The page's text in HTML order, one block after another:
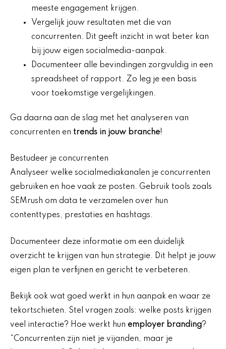
meeste engagement krijgen.
Vergelijk jouw resultaten met die van
concurrenten. Dit geeft inzicht in wat beter kan
bij jouw eigen socialmedia-aanpak.
Documenteer alle bevindingen zorgvuldig in een
spreadsheet of rapport. Zo leg je een basis
voor toekomstige vergelijkingen.
Ga daarna aan de slag met het analyseren van
concurrenten en trends in jouw branche!
Bestudeer je concurrenten
Analyseer welke socialmediakanalen je concurrenten
gebruiken en hoe vaak ze posten. Gebruik tools zoals
SEMrush om data te verzamelen over hun
contenttypes, prestaties en hashtags.
Documenteer deze informatie om een duidelijk
overzicht te krijgen van hun strategie. Dit helpt je jouw
eigen plan te verfijnen en gericht te verbeteren.
Bekijk ook wat goed werkt in hun aanpak en waar ze
tekortschieten. Stel vragen zoals: welke posts krijgen
veel interactie? Hoe werkt hun employer branding?
“Concurrenten zijn niet je vijanden, maar je